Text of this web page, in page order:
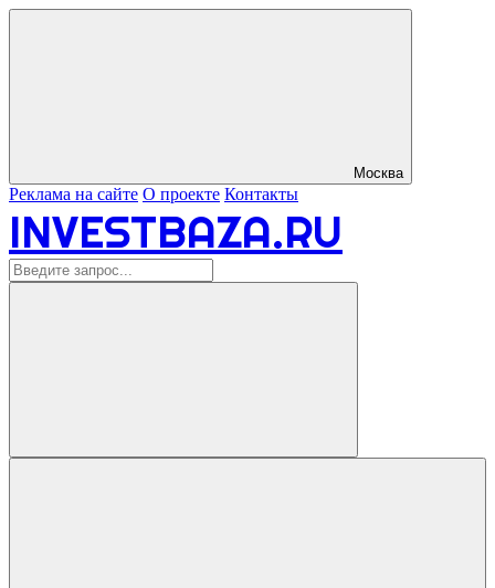
Москва
Реклама на сайте О проекте Контакты
INVESTBAZA.RU